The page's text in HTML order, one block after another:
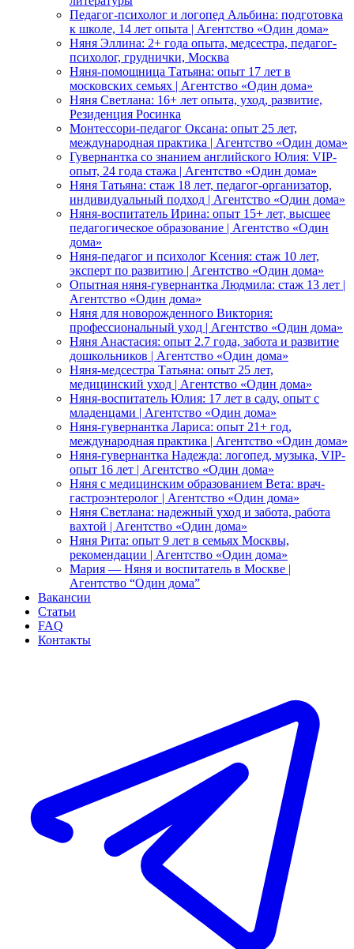
Педагог-психолог и логопед Альбина: подготовка
к школе, 14 лет опыта | Агентство «Один дома»
Няня Эллина: 2+ года опыта, медсестра, педагог-
психолог, груднички, Москва
Няня-помощница Татьяна: опыт 17 лет в
московских семьях | Агентство «Один дома»
Няня Светлана: 16+ лет опыта, уход, развитие,
Резиденция Росинка
Монтессори-педагог Оксана: опыт 25 лет,
международная практика | Агентство «Один дома»
Гувернантка со знанием английского Юлия: VIP-
опыт, 24 года стажа | Агентство «Один дома»
Няня Татьяна: стаж 18 лет, педагог-организатор,
индивидуальный подход | Агентство «Один дома»
Няня-воспитатель Ирина: опыт 15+ лет, высшее
педагогическое образование | Агентство «Один
дома»
Няня-педагог и психолог Ксения: стаж 10 лет,
эксперт по развитию | Агентство «Один дома»
Опытная няня-гувернантка Людмила: стаж 13 лет |
Агентство «Один дома»
Няня для новорожденного Виктория:
профессиональный уход | Агентство «Один дома»
Няня Анастасия: опыт 2.7 года, забота и развитие
дошкольников | Агентство «Один дома»
Няня-медсестра Татьяна: опыт 25 лет,
медицинский уход | Агентство «Один дома»
Няня-воспитатель Юлия: 17 лет в саду, опыт с
младенцами | Агентство «Один дома»
Няня-гувернантка Лариса: опыт 21+ год,
международная практика | Агентство «Один дома»
Няня-гувернантка Надежда: логопед, музыка, VIP-
опыт 16 лет | Агентство «Один дома»
Няня с медицинским образованием Вета: врач-
гастроэнтеролог | Агентство «Один дома»
Няня Светлана: надежный уход и забота, работа
вахтой | Агентство «Один дома»
Няня Рита: опыт 9 лет в семьях Москвы,
рекомендации | Агентство «Один дома»
Мария — Няня и воспитатель в Москве |
Агентство “Один дома”
Вакансии
Статьи
FAQ
Контакты